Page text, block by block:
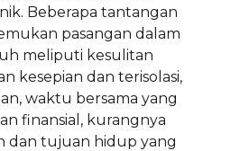
Beberapa tantangan
pasangan dalam
meliputi kesulitan
kesepian dan terisolasi,
waktu bersama yang
finansial, kurangnya
dan tujuan hidup yang